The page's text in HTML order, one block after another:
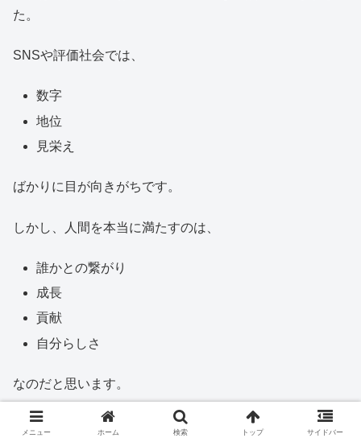
た。
SNSや評価社会では、
数字
地位
見栄え
ばかりに目が向きがちです。
しかし、人間を本当に満たすのは、
誰かとの繋がり
成長
貢献
自分らしさ
なのだと思います。
おわりに 🌸
メニュー ホーム 検索 トップ サイドバー